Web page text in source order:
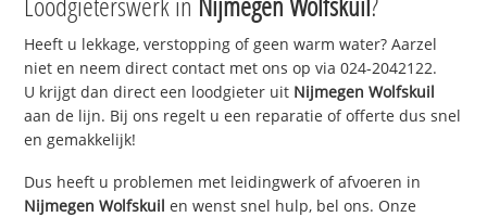
Heeft u lekkage, verstopping of geen warm water? Aarzel
niet en neem direct contact met ons op via 024-2042122.
U krijgt dan direct een loodgieter uit Nijmegen Wolfskuil
aan de lijn. Bij ons regelt u een reparatie of offerte dus snel
en gemakkelijk!
Dus heeft u problemen met leidingwerk of afvoeren in
Nijmegen Wolfskuil en wenst snel hulp, bel ons. Onze